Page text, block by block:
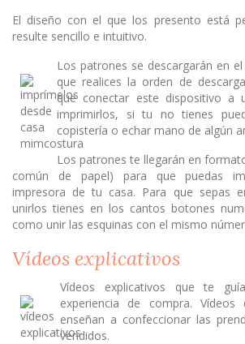
El diseño con el que los presento está
resulte sencillo e intuitivo.
Los patrones se descargarán en
que realices la orden de
que conectar este dispositivo a
imprimirlos, si tu no tienes
copistería o echar mano de algún
Los patrones te llegarán en
común de papel) para que puedas
impresora de tu casa. Para que sepas
unirlos tienes en los cantos botones
como unir las esquinas con el mismo
Vídeos explicativos
Vídeos explicativos que te
experiencia de compra. Vídeos
enseñan a confeccionar las
vendidos.